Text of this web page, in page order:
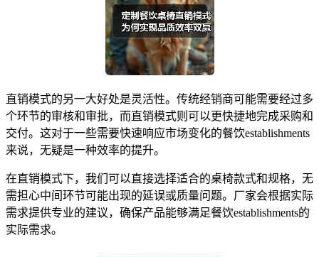
直销模式的另一大好处是灵活性。传统经销商可能需要经过多
个环节的审核和审批，而直销模式则可以更快捷地完成采购和
交付。这对于一些需要快速响应市场变化的餐饮establishments
来说，无疑是一种效率的提升。
在直销模式下，我们可以直接选择适合的桌椅款式和规格，无
需担心中间环节可能出现的延误或质量问题。厂家会根据实际
需求提供专业的建议，确保产品能够满足餐饮establishments的
实际需求。